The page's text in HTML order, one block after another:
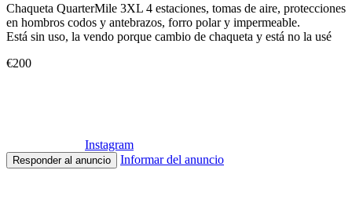
Chaqueta QuarterMile 3XL 4 estaciones, tomas de aire, protecciones
en hombros codos y antebrazos, forro polar y impermeable.
Está sin uso, la vendo porque cambio de chaqueta y está no la usé
€200
Instagram
Responder al anuncio Informar del anuncio